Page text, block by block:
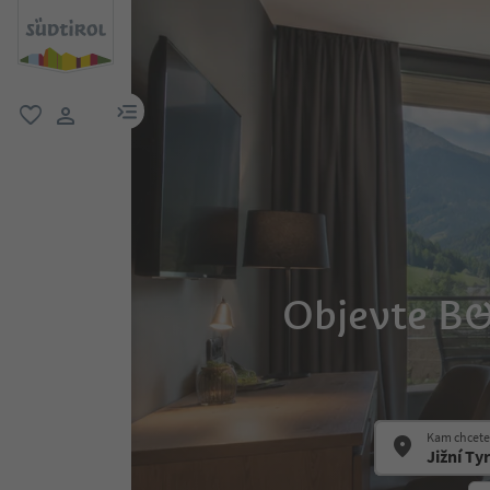
odkaz na menu
Objevte
Kam